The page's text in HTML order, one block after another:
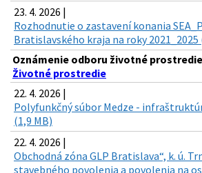
23. 4. 2026 |
Rozhodnutie o zastavení konania
Bratislavského kraja na roky 2021_2025
Oznámenie odboru životné
Životné prostredie
22. 4. 2026 |
Polyfunkčný súbor Medze -
(1,9 MB)
22. 4. 2026 |
Obchodná zóna GLP Bratislava“, k. ú.
stavebného povolenia a povolenia na